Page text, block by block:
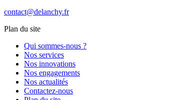
contact@delanchy.fr
Plan du site
Qui sommes-nous ?
Nos services
Nos innovations
Nos engagements
Nos actualités
Contactez-nous